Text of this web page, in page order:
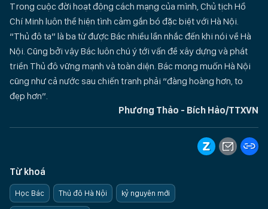
Trong cuộc đời hoạt động cách mạng của mình, Chủ tịch Hồ
Chí Minh luôn thể hiện tình cảm gắn bó đặc biệt với Hà Nội.
“Thủ đô ta” là ba từ được Bác nhiều lần nhắc đến khi nói về Hà
Nội. Cũng bởi vậy Bác luôn chú ý tới vấn đề xây dựng và phát
triển Thủ đô vững mạnh và toàn diện. Bác mong muốn Hà Nội
cũng như cả nước sau chiến tranh phải “đàng hoàng hơn, to
đẹp hơn”.
Phương Thảo - Bích Hảo/TTXVN
Từ khoá
Học Bác Thủ đô Hà Nội kỷ nguyên mới